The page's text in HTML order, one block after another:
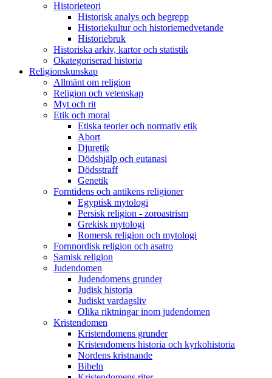
Historieteori
Historisk analys och begrepp
Historiekultur och historiemedvetande
Historiebruk
Historiska arkiv, kartor och statistik
Okategoriserad historia
Religionskunskap
Allmänt om religion
Religion och vetenskap
Myt och rit
Etik och moral
Etiska teorier och normativ etik
Abort
Djuretik
Dödshjälp och eutanasi
Dödsstraff
Genetik
Forntidens och antikens religioner
Egyptisk mytologi
Persisk religion - zoroastrism
Grekisk mytologi
Romersk religion och mytologi
Fornnordisk religion och asatro
Samisk religion
Judendomen
Judendomens grunder
Judisk historia
Judiskt vardagsliv
Olika riktningar inom judendomen
Kristendomen
Kristendomens grunder
Kristendomens historia och kyrkohistoria
Nordens kristnande
Bibeln